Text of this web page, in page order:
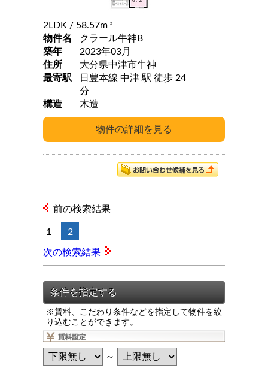
※賃料、こだわり条件などを指定して物件を絞
り込むことができます。
～
2LDK / 58.57m 2
物件名
クラール牛神B
築年
2023年03月
住所
大分県中津市牛神
最寄駅
日豊本線 中津 駅 徒歩 24
分
構造
木造
前の検索結果
1 2
次の検索結果